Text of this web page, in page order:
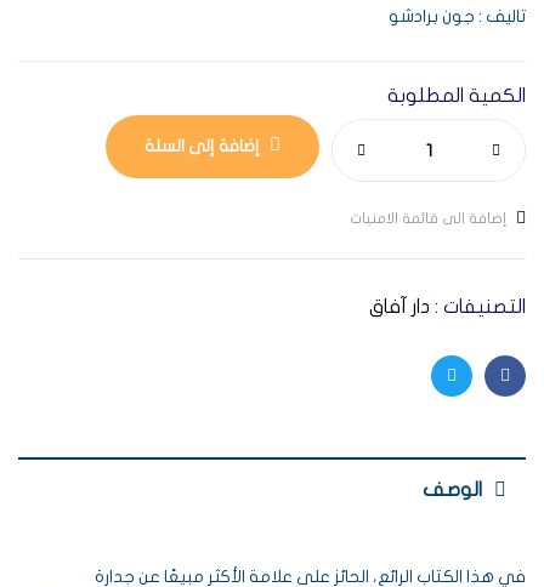
تاليف : جون برادشو
الكمية المطلوبة
إضافة إلى السلة
إضافة الى قائمة الامنيات
التصنيفات : دار آفاق
Facebook
Twitter
الوصف
في هذا الكتاب الرائع، الحائز على علامة الأكثر مبيعًا عن جدارة